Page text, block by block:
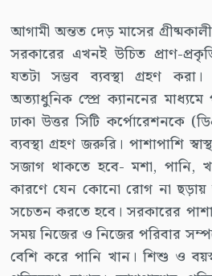
আগামী অন্তত দেড় মাসের
সরকারের এখনই উচিত প্রাণ-
যতটা সম্ভব ব্যবস্থা গ্রহণ
অত্যাধুনিক স্প্রে ক্যাননের মাধ্যমে
ঢাকা উত্তর সিটি কর্পোরেশনকে
ব্যবস্থা গ্রহণ জরুরি। পাশাপাশি
সজাগ থাকতে হবে- মশা, পানি,
কারণে যেন কোনো রোগ না
সচেতন করতে হবে। সরকারের
সময় নিজের ও নিজের পরিবার
বেশি করে পানি খান। শিশু ও